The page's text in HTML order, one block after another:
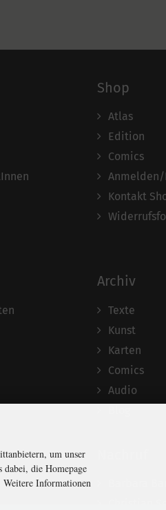
Shop
Atlas
Edition
Comics
Kontakt
Archiv
Texte
Kunst
Karten
Comics
Audio
um unser
die Homepage
Informationen